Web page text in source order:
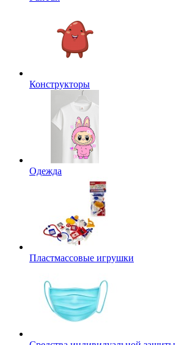
Конструкторы
Одежда
Пластмассовые игрушки